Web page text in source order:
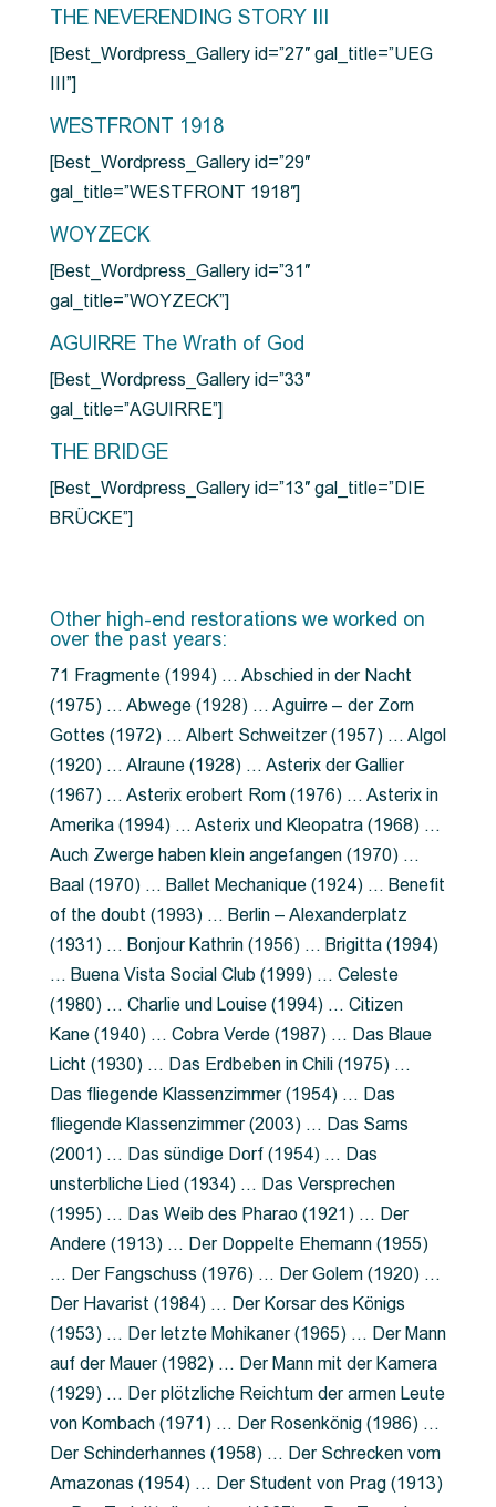
THE NEVERENDING STORY III
[Best_Wordpress_Gallery id=”27″ gal_title=”UEG
III”]
WESTFRONT 1918
[Best_Wordpress_Gallery id=”29″
gal_title=”WESTFRONT 1918″]
WOYZECK
[Best_Wordpress_Gallery id=”31″
gal_title=”WOYZECK”]
AGUIRRE The Wrath of God
[Best_Wordpress_Gallery id=”33″
gal_title=”AGUIRRE”]
THE BRIDGE
[Best_Wordpress_Gallery id=”13″ gal_title=”DIE
BRÜCKE”]
Other high-end restorations we worked on
over the past years:
71 Fragmente (1994) … Abschied in der Nacht
(1975) … Abwege (1928) … Aguirre – der Zorn
Gottes (1972) … Albert Schweitzer (1957) … Algol
(1920) … Alraune (1928) … Asterix der Gallier
(1967) … Asterix erobert Rom (1976) … Asterix in
Amerika (1994) … Asterix und Kleopatra (1968) …
Auch Zwerge haben klein angefangen (1970) …
Baal (1970) … Ballet Mechanique (1924) … Benefit
of the doubt (1993) … Berlin – Alexanderplatz
(1931) … Bonjour Kathrin (1956) … Brigitta (1994)
… Buena Vista Social Club (1999) … Celeste
(1980) … Charlie und Louise (1994) … Citizen
Kane (1940) … Cobra Verde (1987) … Das Blaue
Licht (1930) … Das Erdbeben in Chili (1975) …
Das fliegende Klassenzimmer (1954) … Das
fliegende Klassenzimmer (2003) … Das Sams
(2001) … Das sündige Dorf (1954) … Das
unsterbliche Lied (1934) … Das Versprechen
(1995) … Das Weib des Pharao (1921) … Der
Andere (1913) … Der Doppelte Ehemann (1955)
… Der Fangschuss (1976) … Der Golem (1920) …
Der Havarist (1984) … Der Korsar des Königs
(1953) … Der letzte Mohikaner (1965) … Der Mann
auf der Mauer (1982) … Der Mann mit der Kamera
(1929) … Der plötzliche Reichtum der armen Leute
von Kombach (1971) … Der Rosenkönig (1986) …
Der Schinderhannes (1958) … Der Schrecken vom
Amazonas (1954) … Der Student von Prag (1913)